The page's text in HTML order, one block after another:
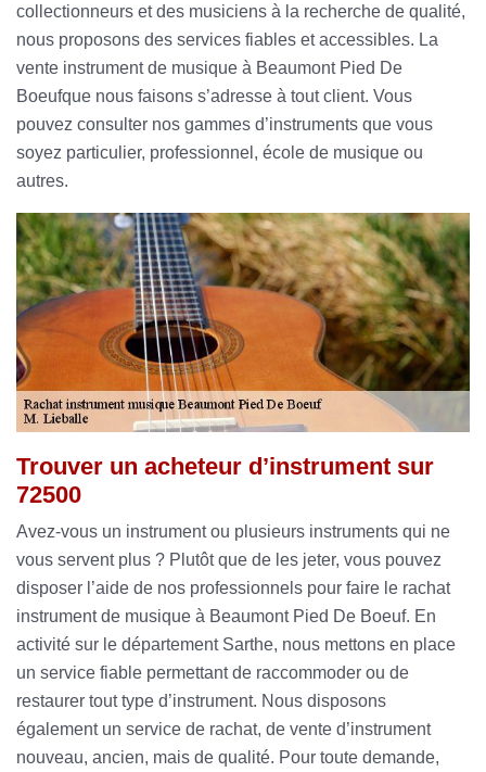
collectionneurs et des musiciens à la recherche de qualité,
nous proposons des services fiables et accessibles. La
vente instrument de musique à Beaumont Pied De
Boeufque nous faisons s’adresse à tout client. Vous
pouvez consulter nos gammes d’instruments que vous
soyez particulier, professionnel, école de musique ou
autres.
Trouver un acheteur d’instrument sur
72500
Avez-vous un instrument ou plusieurs instruments qui ne
vous servent plus ? Plutôt que de les jeter, vous pouvez
disposer l’aide de nos professionnels pour faire le rachat
instrument de musique à Beaumont Pied De Boeuf. En
activité sur le département Sarthe, nous mettons en place
un service fiable permettant de raccommoder ou de
restaurer tout type d’instrument. Nous disposons
également un service de rachat, de vente d’instrument
nouveau, ancien, mais de qualité. Pour toute demande,